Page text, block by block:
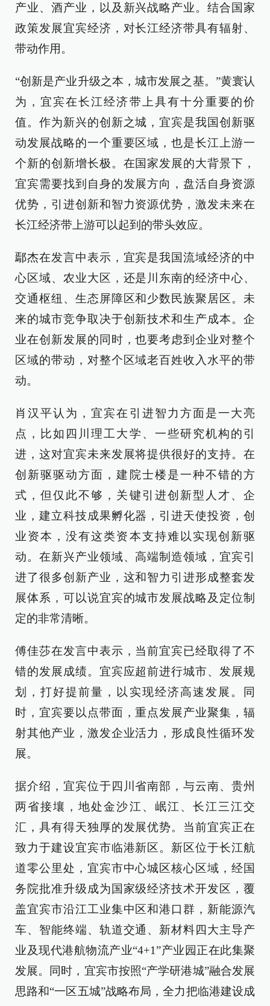
产业、酒产业，以及新兴战略产业。结合国家
政策发展宜宾经济，对长江经济带具有辐射、
带动作用。
“创新是产业升级之本，城市发展之基。”黄寰认
为，宜宾在长江经济带上具有十分重要的价
值。作为新兴的创新之城，宜宾是我国创新驱
动发展战略的一个重要区域，也是长江上游一
个新的创新增长极。在国家发展的大背景下，
宜宾需要找到自身的发展方向，盘活自身资源
优势，引进创新和智力资源优势，激发未来在
长江经济带上游可以起到的带头效应。
鄢杰在发言中表示，宜宾是我国流域经济的中
心区域、农业大区，还是川东南的经济中心、
交通枢纽、生态屏障区和少数民族聚居区。未
来的城市竞争取决于创新技术和生产成本。企
业在创新发展的同时，也要考虑到企业对整个
区域的带动，对整个区域老百姓收入水平的带
动。
肖汉平认为，宜宾在引进智力方面是一大亮
点，比如四川理工大学、一些研究机构的引
进，这对宜宾未来发展将提供很好的支持。在
创新驱驱动方面，建院士楼是一种不错的方
式，但仅此不够，关键引进创新型人才、企
业，建立科技成果孵化器，引进天使投资，创
业资本，没有这类资本支持难以实现创新驱
动。在新兴产业领域、高端制造领域，宜宾引
进了很多创新产业，这和智力引进形成整套发
展体系，可以说宜宾的城市发展战略及定位制
定的非常清晰。
傅佳莎在发言中表示，当前宜宾已经取得了不
错的发展成绩。宜宾应超前进行城市、发展规
划，打好提前量，以实现经济高速发展。同
时，宜宾要以点带面，重点发展产业聚集，辐
射其他产业，激发企业活力，形成良性循环发
展。
据介绍，宜宾位于四川省南部，与云南、贵州
两省接壤，地处金沙江、岷江、长江三江交
汇，具有得天独厚的发展优势。当前宜宾正在
致力于建设宜宾市临港新区。新区位于长江航
道零公里处，宜宾市中心城区核心区域，经国
务院批准升级成为国家级经济技术开发区，覆
盖宜宾市沿江工业集中区和港口群，新能源汽
车、智能终端、轨道交通、新材料四大主导产
业及现代港航物流产业“4+1”产业园正在此集聚
发展。同时，宜宾市按照“产学研港城”融合发展
思路和“一区五城”战略布局，全力把临港建设成